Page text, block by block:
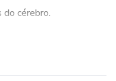
cérebro.
sua mente funciona,